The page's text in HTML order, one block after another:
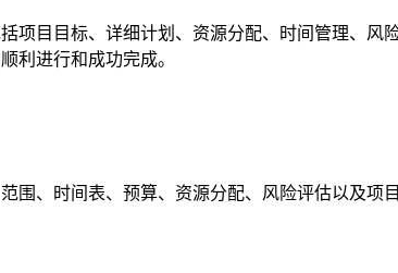
项目目标、详细计划、资源分配、时间管理、
利进行和成功完成。
围、时间表、预算、资源分配、风险评估以及